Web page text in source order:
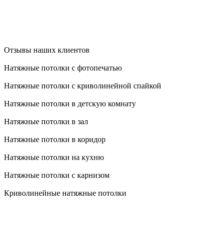
Отзывы наших клиентов
Натяжные потолки с фотопечатью
Натяжные потолки с криволинейной спайкой
Натяжные потолки в детскую комнату
Натяжные потолки в зал
Натяжные потолки в коридор
Натяжные потолки на кухню
Натяжные потолки с карнизом
Криволинейные натяжные потолки